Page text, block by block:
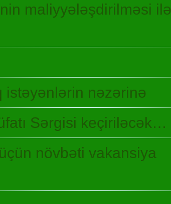
maliyyələşdirilməsi ilə
istəyənlərin nəzərinə
Sərgisi keçiriləcək…
növbəti vakansiya